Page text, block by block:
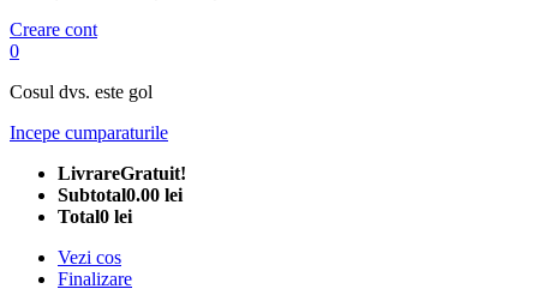
Creare cont
0
Cosul dvs. este gol
Incepe cumparaturile
LivrareGratuit!
Subtotal0.00 lei
Total0 lei
Vezi cos
Finalizare